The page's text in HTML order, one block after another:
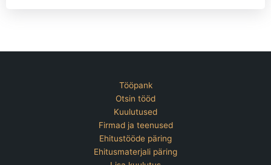
Tööpank
Otsin tööd
Kuulutused
Firmad ja teenused
Ehitustööde päring
Ehitusmaterjali päring